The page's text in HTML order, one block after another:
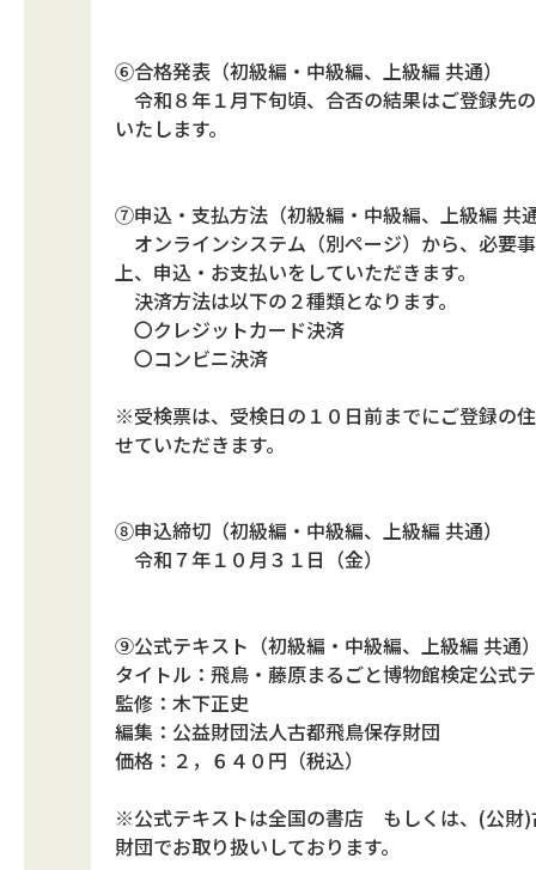
⑥合格発表（初級編・中級編、上級編 共通）
令和８年１月下旬頃、合否の結果はご登録先
いたします。
⑦申込・支払方法（初級編・中級編、上級編 共
オンラインシステム（別ページ）から、必要
上、申込・お支払いをしていただきます。
決済方法は以下の２種類となります。
〇クレジットカード決済
〇コンビニ決済
※受検票は、受検日の１０日前までにご登録の
せていただきます。
⑧申込締切（初級編・中級編、上級編 共通）
令和７年１０月３１日（金）
⑨公式テキスト（初級編・中級編、上級編 共通
タイトル：飛鳥・藤原まるごと博物館検定公式
監修：木下正史
編集：公益財団法人古都飛鳥保存財団
価格：２，６４０円（税込）
※公式テキストは全国の書店 もしくは、(公財)
財団でお取り扱いしております。